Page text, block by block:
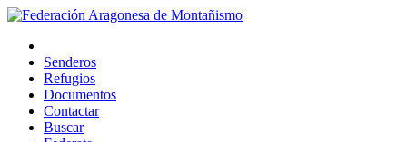
Senderos
Refugios
Documentos
Contactar
Buscar